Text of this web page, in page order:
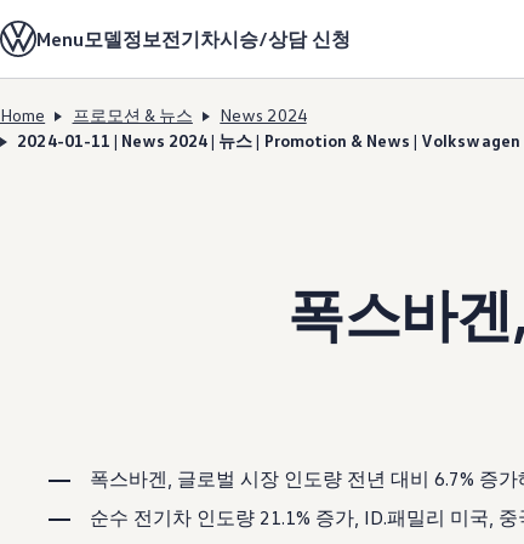
Skip to
Skip
Menu모델정보전기차시승/상담 신청
모델정보
전기차
ID. 모델
ID. Technology & 배터리
폭스바겐의 전기차 전용 플랫폼 (MEB)
ID. 라이프 사이클 진단
사고수리 견적 서비스
서비스 및 부품
서비스 플러스
서비스 패키지
Home 프로모션 & 뉴스
News 2024
2024-01-11 | News 2024 | 뉴스 | Promotion & News | Volkswagen
폭스바
폭스바겐, 글로벌 시장 인도량 전년 대비 6.7% 증
순수 전기차 인도량 21.1% 증가, ID.패밀리 미국,